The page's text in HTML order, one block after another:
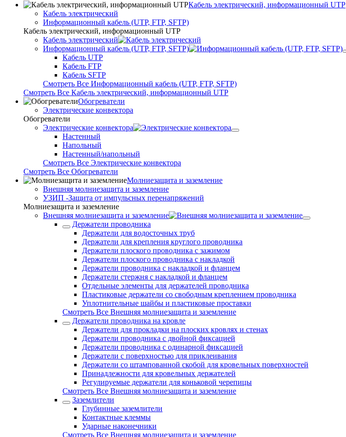
Кабель электрический, информационный UTP
Кабель электрический
Информационный кабель (UTP, FTP, SFTP)
Кабель электрический, информационный UTP
Кабель электрический
Информационный кабель (UTP, FTP, SFTP)
Кабель UTP
Кабель FTP
Кабель SFTP
Смотреть Все Информационный кабель (UTP, FTP, SFTP)
Смотреть Все Кабель электрический, информационный UTP
Обогреватели
Электрические конвектора
Обогреватели
Электрические конвектора
Настенный
Напольный
Настенный/напольный
Смотреть Все Электрические конвектора
Смотреть Все Обогреватели
Молниезащита и заземление
Внешняя молниезащита и заземление
УЗИП -Защита от импульсных перенапряжений
Молниезащита и заземление
Внешняя молниезащита и заземление
Держатели проводника
Держатели для водосточных труб
Держатели для крепления круглого проводника
Держатели плоского проводника с зажимом
Держатели плоского проводника с накладкой
Держатели проводника с накладкой и фланцем
Держатели стержня с накладкой и фланцем
Отдельные элементы для держателей проводника
Пластиковые держатели со свободным креплением проводника
Уплотнительные шайбы и пластиковые проставки
Смотреть Все Внешняя молниезащита и заземление
Держатели проводника на кровле
Держатели для прокладки на плоских кровлях и стенах
Держатели проводника с двойной фиксацией
Держатели проводника с одинарной фиксацией
Держатели с поверхностью для приклеивания
Держатели со штампованной скобой для кровельных поверхностей
Принадлежности для кровельных держателей
Регулируемые держатели для коньковой черепицы
Смотреть Все Внешняя молниезащита и заземление
Заземлители
Глубинные заземлители
Контактные клеммы
Ударные наконечники
Смотреть Все Внешняя молниезащита и заземление